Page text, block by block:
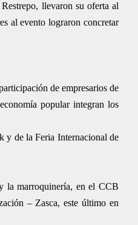
llevaron su oferta al
al evento lograron concretar
de empresarios de
popular integran los
y de la Feria Internacional de
la marroquinería, en el CCB
– Zasca, este último en